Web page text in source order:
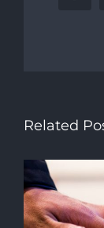
Related